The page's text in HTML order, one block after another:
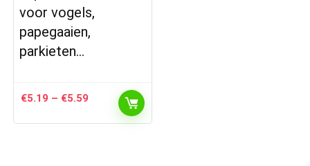
voor vogels,
papegaaien,
parkieten…
€5.19 – €5.59 Prijsklasse:
tot